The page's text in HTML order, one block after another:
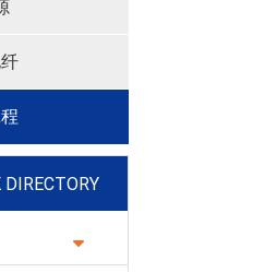
DIRECTORY